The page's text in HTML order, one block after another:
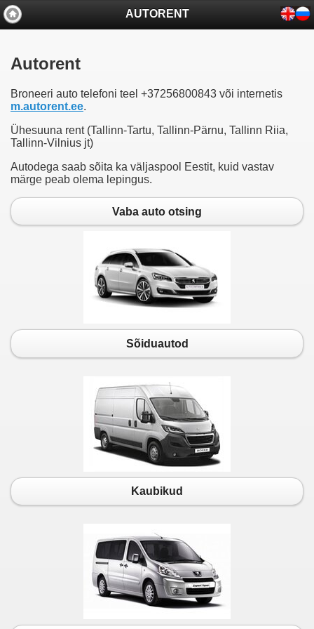
AUTORENT
Autorent
Broneeri auto telefoni teel +37256800843 või internetis
m.autorent.ee.
Ühesuuna rent (Tallinn-Tartu, Tallinn-Pärnu, Tallinn Riia,
Tallinn-Vilnius jt)
Autodega saab sõita ka väljaspool Eestit, kuid vastav
märge peab olema lepingus.
Vaba auto otsing
Sõiduautod
Kaubikud